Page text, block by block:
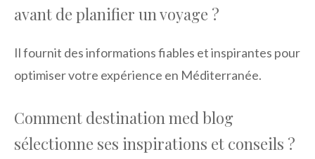
avant de planifier un voyage ?
Il fournit des informations fiables et inspirantes pour
optimiser votre expérience en Méditerranée.
Comment destination med blog
sélectionne ses inspirations et conseils ?